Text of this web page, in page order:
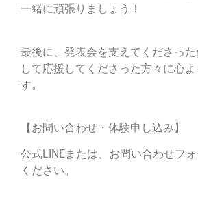
一緒に頑張りましょう！
最後に、発表会を支えてくださっ
して応援してくださった方々に心
す。
【お問い合わせ・体験申し込み】
公式LINEまたは、お問い合わせフ
ください。